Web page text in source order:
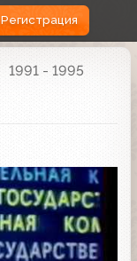
Регистрация
1991 - 1995